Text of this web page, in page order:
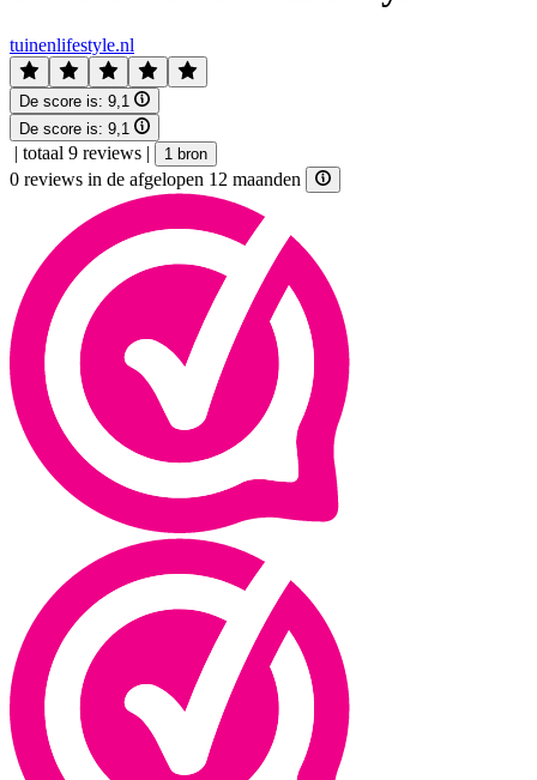
tuinenlifestyle.nl
De score is: 9,1
De score is: 9,1
| totaal 9 reviews | 1 bron
0 reviews in de afgelopen 12 maanden